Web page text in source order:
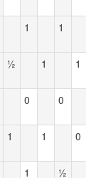
1 1
½ 1 1
0 0
1 1 0
1 ½